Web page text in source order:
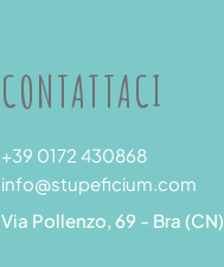
CONTATTACI
+39 0172 430868
info@stupeficium.com
Via Pollenzo, 69 - Bra (CN)